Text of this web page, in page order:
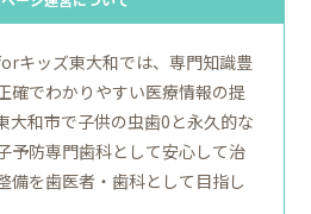
キッズ東大和では、専門知識豊
確でわかりやすい医療情報の提
大和市で子供の虫歯0と永久的な
予防専門歯科として安心して治
備を歯医者・歯科として目指し